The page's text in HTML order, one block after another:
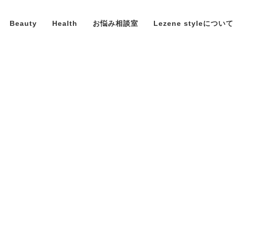
Beauty Health お悩み相談室 Lezene styleについて